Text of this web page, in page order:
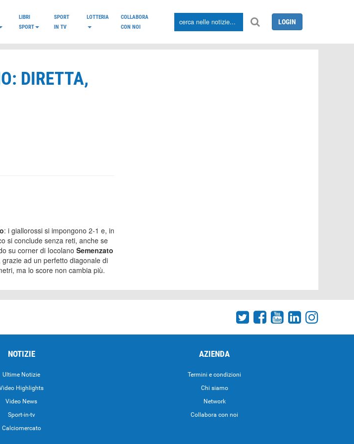
LIBRI
SPORT
SPORT
IN TV
LOTTERIA
COLLABORA
CON NOI
LOGIN
DIRETTA,
: i giallorossi si impongono 2-1 e, in
si conclude senza reti, anche se
su corner di Iocolano Semenzato
ad un perfetto diagonale di
ma lo score non cambia più.
NOTIZIE
Ultime Notizie
Highlights
Video News
Sport-in-tv
Calciomercato
AZIENDA
Termini e condizioni
Chi siamo
Network
Collabora con noi